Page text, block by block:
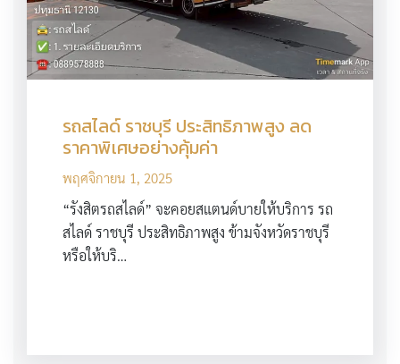
รถสไลด์ ราชบุรี ประสิทธิภาพสูง ลด
ราคาพิเศษอย่างคุ้มค่า
พฤศจิกายน 1, 2025
“รังสิตรถสไลด์” จะคอยสแตนด์บายให้บริการ รถ
สไลด์ ราชบุรี ประสิทธิภาพสูง ข้ามจังหวัดราชบุรี
หรือให้บริ…